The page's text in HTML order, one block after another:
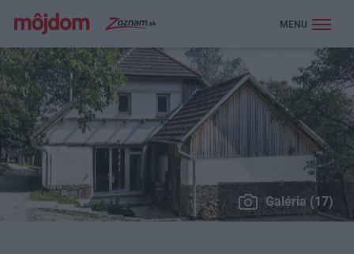
MENU
Galéria (17)